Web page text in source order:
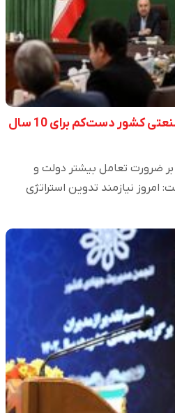
نیازمند تدوین استراتژی صنعتی کشور دست‌کم برای 10 سال
ضرورت تعامل بیشتر دولت و
نیازمند تدوین استراتژی